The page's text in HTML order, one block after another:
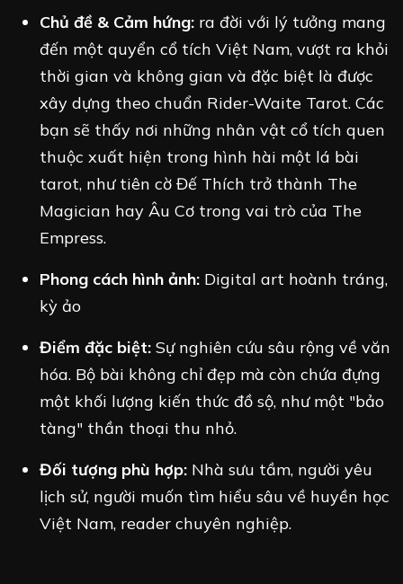
Chủ đề & Cảm hứng: ra đời với lý tưởng mang
đến một quyển cổ tích Việt Nam, vượt ra khỏi
thời gian và không gian và đặc biệt là được
xây dựng theo chuẩn Rider-Waite Tarot. Các
bạn sẽ thấy nơi những nhân vật cổ tích quen
thuộc xuất hiện trong hình hài một lá bài
tarot, như tiên cờ Đế Thích trở thành The
Magician hay Âu Cơ trong vai trò của The
Empress.
Phong cách hình ảnh: Digital art hoành tráng,
kỳ ảo
Điểm đặc biệt: Sự nghiên cứu sâu rộng về văn
hóa. Bộ bài không chỉ đẹp mà còn chứa đựng
một khối lượng kiến thức đồ sộ, như một "bảo
tàng" thần thoại thu nhỏ.
Đối tượng phù hợp: Nhà sưu tầm, người yêu
lịch sử, người muốn tìm hiểu sâu về huyền học
Việt Nam, reader chuyên nghiệp.